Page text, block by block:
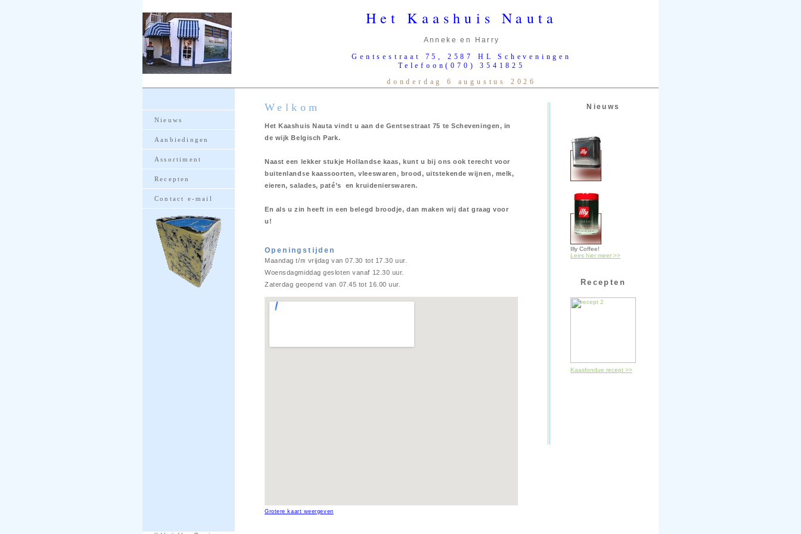
Het Kaashuis Nauta
Anneke en Harry
Gentsestraat 75, 2587 HL Scheveningen
Telefoon(070) 3541825
donderdag 6 augustus 2026
Nieuws
Aanbiedingen
Assortiment
Recepten
Contact e-mail
Welkom
Het Kaashuis Nauta vindt u aan de Gentsestraat 75 te Scheveningen, in
de wijk Belgisch Park.
Naast een lekker stukje Hollandse kaas, kunt u bij ons ook terecht voor
buitenlandse kaassoorten, vleeswaren, brood, uitstekende wijnen, melk,
eieren, salades, paté’s en kruidenierswaren.
En als u zin heeft in een belegd broodje, dan maken wij dat graag voor
u!
Openingstijden
Maandag t/m vrijdag van 07.30 tot 17.30 uur.
Woensdagmiddag gesloten vanaf 12.30 uur.
Zaterdag geopend van 07.45 tot 16.00 uur.
Grotere kaart weergeven
Nieuws
Illy Coffee!
Lees hier meer >>
Recepten
Kaasfondue recept >>